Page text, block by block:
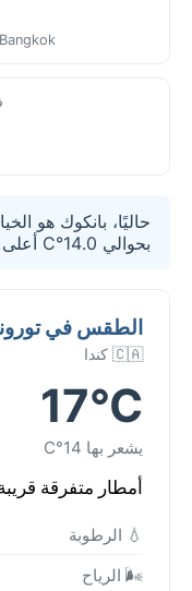
حاليًا، بانكوك هو
بحوالي 14.0°C أعلى من تورونتو.
الطقس في
🇨🇦 كندا
17°C
يشعر بها 14°C
أمطار متفرقة
💧 الرطوبة
🌬️ الرياح